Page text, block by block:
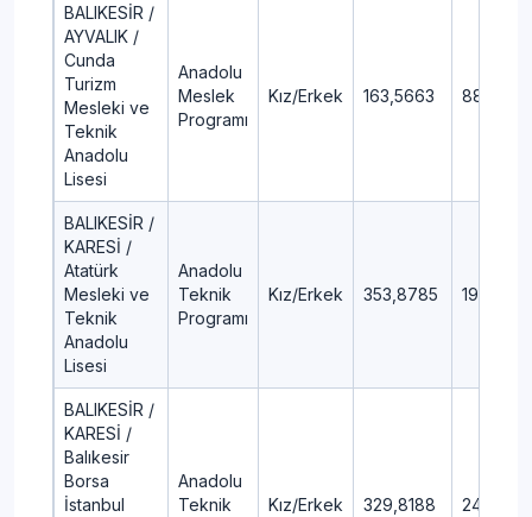
BALIKESİR /
AYVALIK /
Cunda
Turizm
Mesleki ve
Teknik
Anadolu
Lisesi
Anadolu
Meslek
Programı
Kız/Erkek 163,5663 88,52
BALIKESİR /
KARESİ /
Atatürk
Mesleki ve
Teknik
Anadolu
Lisesi
Anadolu
Teknik
Programı
Kız/Erkek 353,8785 19,12
BALIKESİR /
KARESİ /
Balıkesir
Borsa
İstanbul
Anadolu
Teknik
Kız/Erkek 329,8188 24,24